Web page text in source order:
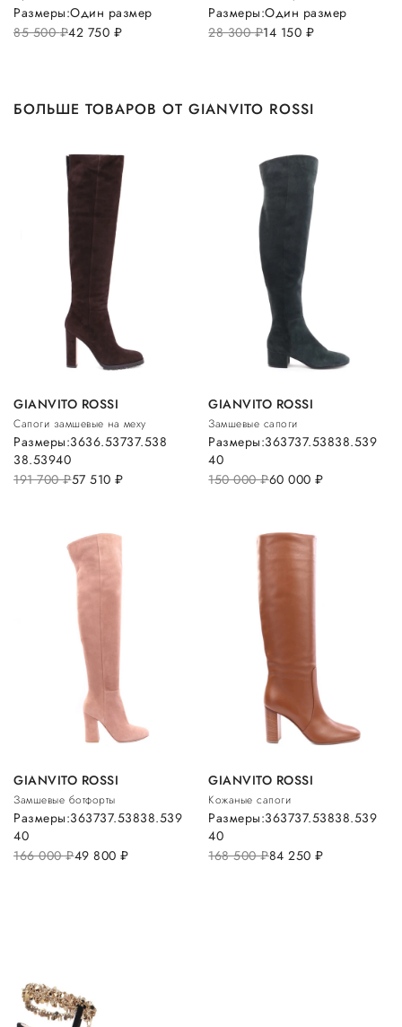
85 500руб.42 750 руб.
Размеры:Один размер
28 300руб.14 150 руб.
Размеры:Один размер
БОЛЬШЕ ТОВАРОВ ОТ GIANVITO ROSSI
GIANVITO ROSSI
Сапоги замшевые на меху
191 700руб.57 510 руб.
Размеры:3636.53737.538
38.53940
GIANVITO ROSSI
Замшевые сапоги
150 000руб.60 000руб.
Размеры:363737.53838.539
40
GIANVITO ROSSI
Замшевые ботфорты
166 000руб.49 800 руб.
Размеры:363737.53838.539
40
GIANVITO ROSSI
Кожаные сапоги
168 500руб.84 250руб.
Размеры:363737.53838.539
40